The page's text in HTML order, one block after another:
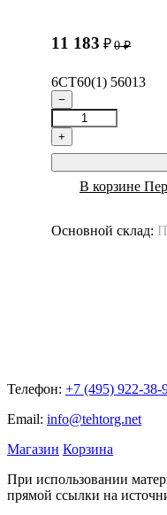
11 183 ₽ 0 ₽
6СТ60(1) 56013
−
+
В корзине
Основной склад:
Телефон: +7 (495) 922-38-
Email: info@tehtorg.net
Магазин Корзина
При использовании
прямой ссылки на